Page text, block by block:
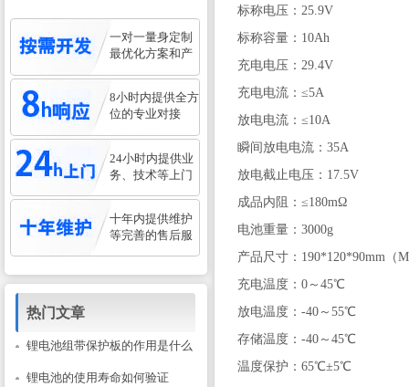
标称电压：25.9V
标称容量：10Ah
充电电压：29.4V
充电电流：≤5A
放电电流：≤10A
瞬间放电电流：35A
放电截止电压：17.5V
成品内阻：≤180mΩ
电池重量：3000g
产品尺寸：190*120*90mm（
充电温度：0～45℃
放电温度：-40～55℃
存储温度：-40～45℃
温度保护：65℃±5℃
一对一量身定制
最优化方案和产
8小时内提供全方
位的专业对接
24小时内提供业
务、技术等上门
十年内提供维护
等完善的售后服
热门文章
锂电池组带保护板的作用是什么
锂电池的使用寿命如何验证